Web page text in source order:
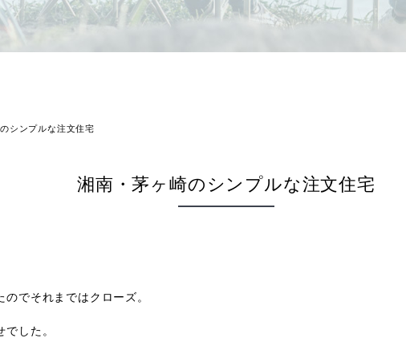
シンプルな注文住宅
湘南・茅ヶ崎のシンプルな注文住宅
でそれまではクローズ。
した。